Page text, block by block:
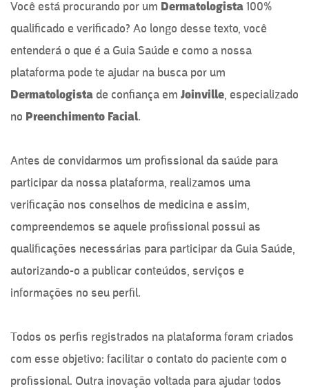
Você está procurando por um Dermatologista 100%
qualificado e verificado? Ao longo desse texto, você
entenderá o que é a Guia Saúde e como a nossa
plataforma pode te ajudar na busca por um
Dermatologista de confiança em Joinville, especializado
no Preenchimento Facial.
Antes de convidarmos um profissional da saúde para
participar da nossa plataforma, realizamos uma
verificação nos conselhos de medicina e assim,
compreendemos se aquele profissional possui as
qualificações necessárias para participar da Guia Saúde,
autorizando-o a publicar conteúdos, serviços e
informações no seu perfil.
Todos os perfis registrados na plataforma foram criados
com esse objetivo: facilitar o contato do paciente com o
profissional. Outra inovação voltada para ajudar todos